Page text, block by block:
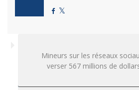
Mineurs sur les réseaux
verser 567 millions de